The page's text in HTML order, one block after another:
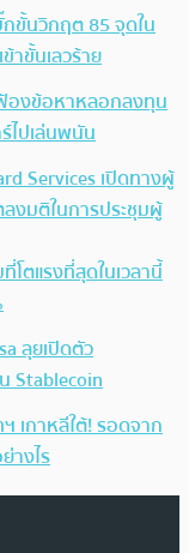
ขั้นวิกฤต 85 จุดใน
าขั้นเลวร้าย
องข้อหาหลอกลงทุน
ไปเล่นพนัน
Services เปิดทางผู้
งมติในการประชุมผู้
ตแรงที่สุดในเวลานี้
ลุยเปิดตัว
Stablecoin
เกาหลีใต้! รอดจาก
างไร